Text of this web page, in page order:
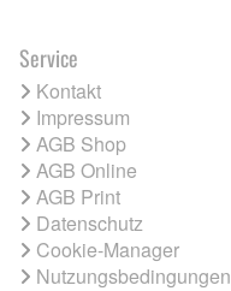
Service
Kontakt
Impressum
AGB Shop
AGB Online
AGB Print
Datenschutz
Cookie-Manager
Nutzungsbedingungen